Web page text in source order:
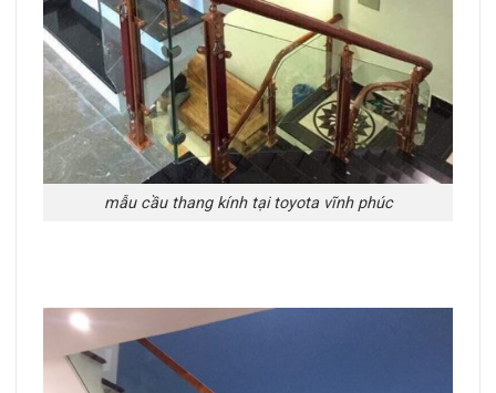
mẫu cầu thang kính tại toyota vĩnh phúc